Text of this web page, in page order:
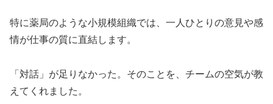
特に薬局のような小規模組織では、一人ひとりの意見や感
情が仕事の質に直結します。
「対話」が足りなかった。そのことを、チームの空気が教
えてくれました。